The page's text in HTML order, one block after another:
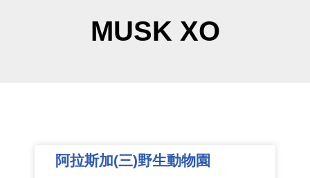
MUSK XO
阿拉斯加(三)野生動物園